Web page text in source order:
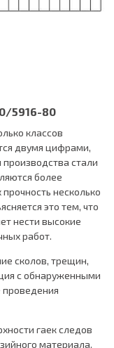
5916-80
классов
двумя цифрами,
стали
более
несколько
это тем, что
нести высокие
работ.
сколов, трещин,
с обнаруженными
гаек следов
материала.